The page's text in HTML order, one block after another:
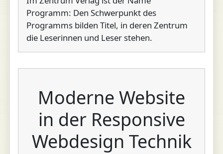
Programm: Den Schwerpunkt des
Programms bilden Titel, in deren Zentrum
die Leserinnen und Leser stehen.
Moderne Website
in der Responsive
Webdesign Technik